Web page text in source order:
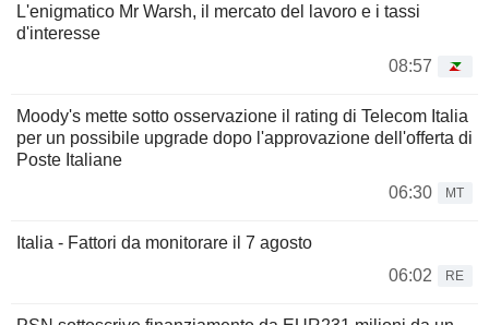
L'enigmatico Mr Warsh, il mercato del lavoro e i tassi
d'interesse
08:57
Moody's mette sotto osservazione il rating di Telecom Italia
per un possibile upgrade dopo l'approvazione dell'offerta di
Poste Italiane
06:30
MT
Italia - Fattori da monitorare il 7 agosto
06:02
RE